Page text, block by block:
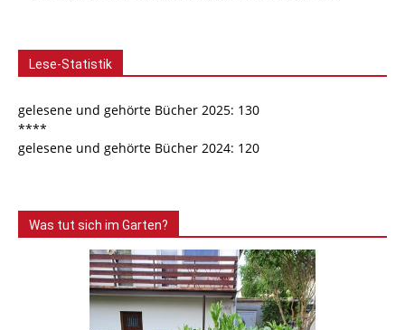
Lese-Statistik
gelesene und gehörte Bücher 2025: 130
****
gelesene und gehörte Bücher 2024: 120
Was tut sich im Garten?